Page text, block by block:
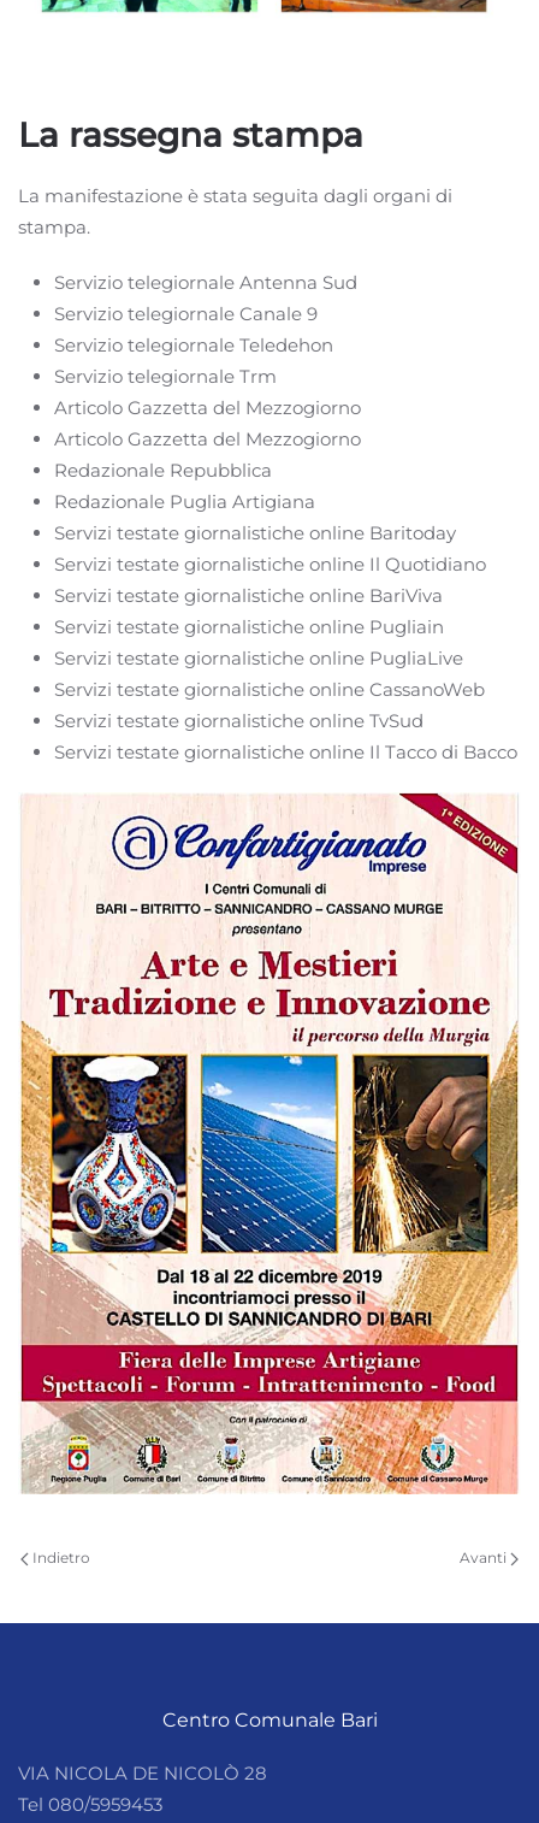
La rassegna stampa
La manifestazione è stata seguita dagli organi di
stampa.
Servizio telegiornale Antenna Sud
Servizio telegiornale Canale 9
Servizio telegiornale Teledehon
Servizio telegiornale Trm
Articolo Gazzetta del Mezzogiorno
Articolo Gazzetta del Mezzogiorno
Redazionale Repubblica
Redazionale Puglia Artigiana
Servizi testate giornalistiche online Baritoday
Servizi testate giornalistiche online Il Quotidiano
Servizi testate giornalistiche online BariViva
Servizi testate giornalistiche online Pugliain
Servizi testate giornalistiche online PugliaLive
Servizi testate giornalistiche online CassanoWeb
Servizi testate giornalistiche online TvSud
Servizi testate giornalistiche online Il Tacco di Bacco
Indietro Avanti
Centro Comunale Bari
VIA NICOLA DE NICOLÒ 28
Tel 080/5959453